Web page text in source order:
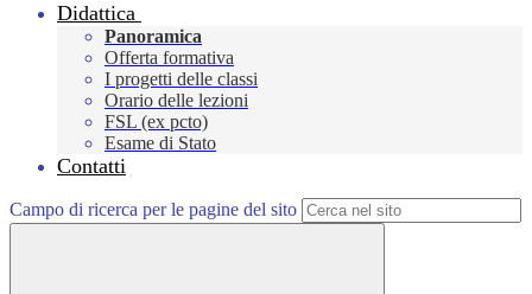
Didattica
Panoramica
Offerta formativa
I progetti delle classi
Orario delle lezioni
FSL (ex pcto)
Esame di Stato
Contatti
Campo di ricerca per le pagine del sito